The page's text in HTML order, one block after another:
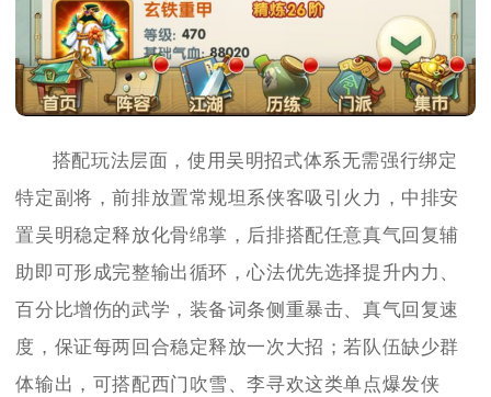
搭配玩法层面，使用吴明招式体系无需强行绑定
特定副将，前排放置常规坦系侠客吸引火力，中排安
置吴明稳定释放化骨绵掌，后排搭配任意真气回复辅
助即可形成完整输出循环，心法优先选择提升内力、
百分比增伤的武学，装备词条侧重暴击、真气回复速
度，保证每两回合稳定释放一次大招；若队伍缺少群
体输出，可搭配西门吹雪、李寻欢这类单点爆发侠